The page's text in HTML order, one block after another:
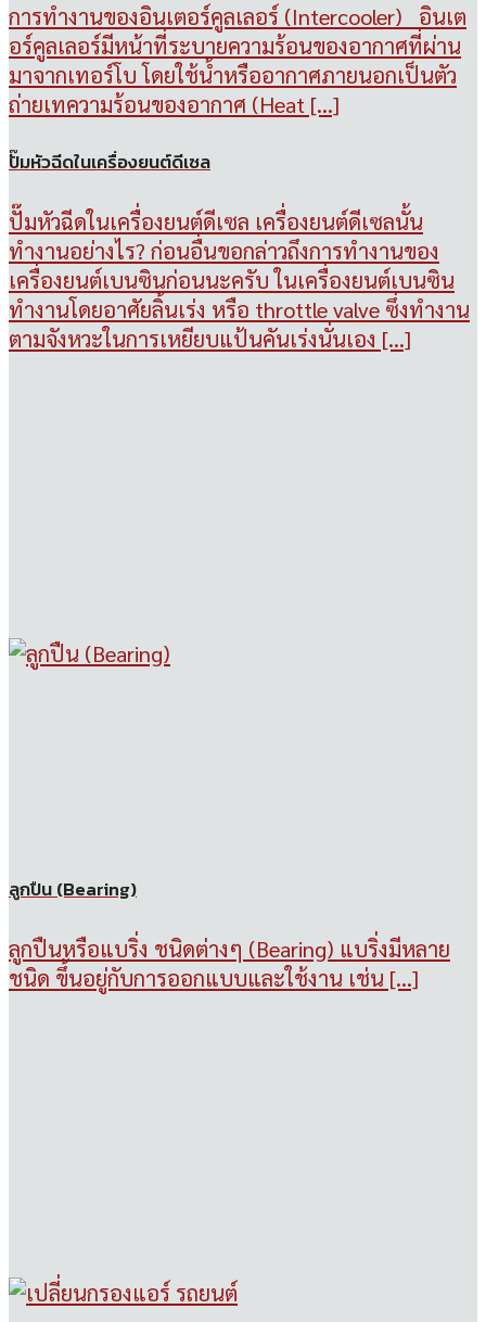
การทำงานของอินเตอร์คูลเลอร์ (Intercooler) อินเต
อร์คูลเลอร์มีหน้าที่ระบายความร้อนของอากาศที่ผ่าน
มาจากเทอร์โบ โดยใช้น้ำหรืออากาศภายนอกเป็นตัว
ถ่ายเทความร้อนของอากาศ (Heat [...]
ปั๊มหัวฉีดในเครื่องยนต์ดีเซล
ปั๊มหัวฉีดในเครื่องยนต์ดีเซล เครื่องยนต์ดีเซลนั้น
ทำงานอย่างไร? ก่อนอื่นขอกล่าวถึงการทำงานของ
เครื่องยนต์เบนซินก่อนนะครับ ในเครื่องยนต์เบนซิน
ทำงานโดยอาศัยลิ้นเร่ง หรือ throttle valve ซึ่งทำงาน
ตามจังหวะในการเหยียบแป้นคันเร่งนั่นเอง [...]
ลูกปืน (Bearing)
ลูกปืนหรือแบริ่ง ชนิดต่างๆ (Bearing) แบริ่งมีหลาย
ชนิด ขึ้นอยู่กับการออกแบบและใช้งาน เช่น [...]